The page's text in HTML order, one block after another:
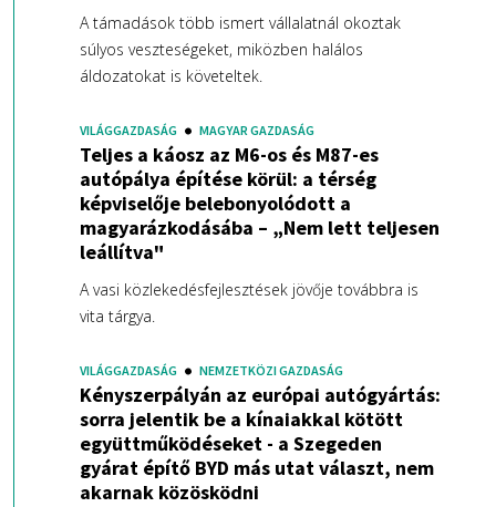
A támadások több ismert vállalatnál okoztak
súlyos veszteségeket, miközben halálos
áldozatokat is követeltek.
VILÁGGAZDASÁG MAGYAR GAZDASÁG
Teljes a káosz az M6-os és M87-es
autópálya építése körül: a térség
képviselője belebonyolódott a
magyarázkodásába – „Nem lett teljesen
leállítva"
A vasi közlekedésfejlesztések jövője továbbra is
vita tárgya.
VILÁGGAZDASÁG NEMZETKÖZI GAZDASÁG
Kényszerpályán az európai autógyártás:
sorra jelentik be a kínaiakkal kötött
együttműködéseket - a Szegeden
gyárat építő BYD más utat választ, nem
akarnak közösködni